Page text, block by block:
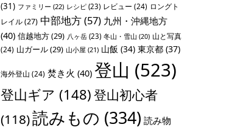
(31) ファミリー (22) レシピ (23) レビュー (24) ロングト
レイル(27) 中部地方(57) 九州・沖縄地方
(40) 信越地方(29) 八ヶ岳 (23) 冬山・雪山 (20) 山と写真
(24) 山ガール(29) 山小屋 (21) 山飯 (34) 東京都 (37)
海外登山 (24) 焚き火 (40) 登山 (523)
登山ギア (148)登山初心者
(118)読みもの (334) 読み物